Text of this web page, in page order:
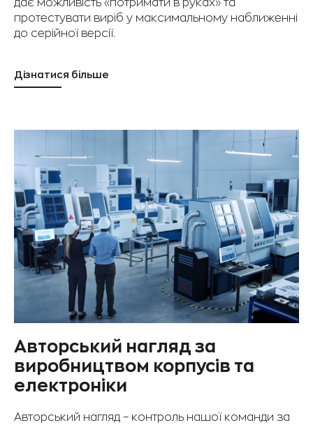
дає можливість «потримати в руках» та
протестувати виріб у максимальному наближенні
до серійної версії.
Дізнатися більше
Авторський нагляд за
виробництвом корпусів та
електроніки
Авторський нагляд – контроль нашої команди за